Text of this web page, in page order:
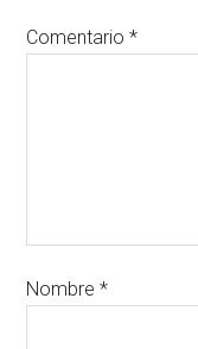
Comentario*
Nombre*